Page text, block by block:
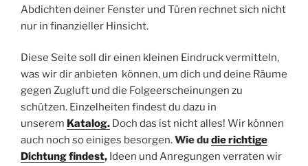
Abdichten deiner Fenster und Türen rechnet sich nicht
nur in finanzieller Hinsicht.
Diese Seite soll dir einen kleinen Eindruck vermitteln,
was wir dir anbieten können, um dich und deine Räume
gegen Zugluft und die Folgeerscheinungen zu
schützen. Einzelheiten findest du dazu in
unserem Katalog. Doch das ist nicht alles! Wir können
auch noch so einiges besorgen.Wie dudierichtige
Dichtungfindest, Ideen und Anregungen verraten wir